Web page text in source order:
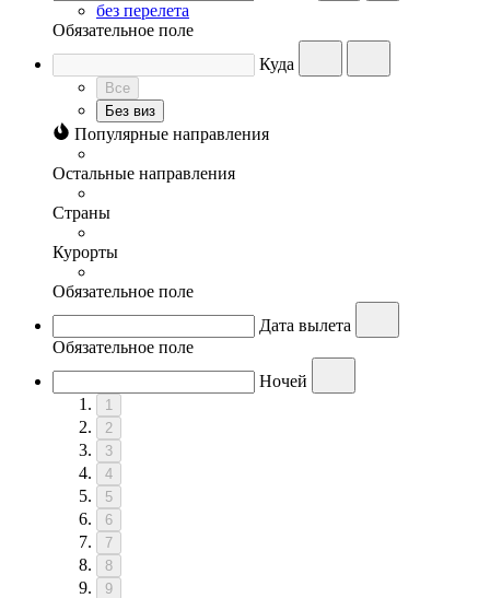
без перелета
Обязательное поле
Куда
Все
Без виз
Популярные направления
Остальные направления
Страны
Курорты
Обязательное поле
Дата вылета
Обязательное поле
Ночей
1
2
3
4
5
6
7
8
9